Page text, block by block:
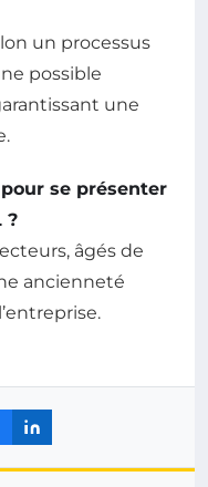
un processus
possible
une
se présenter
?
âgés de
ancienneté